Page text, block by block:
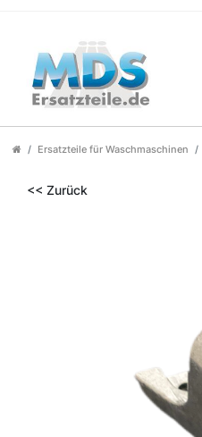
Ersatzteile für Waschmaschinen
<< Zurück